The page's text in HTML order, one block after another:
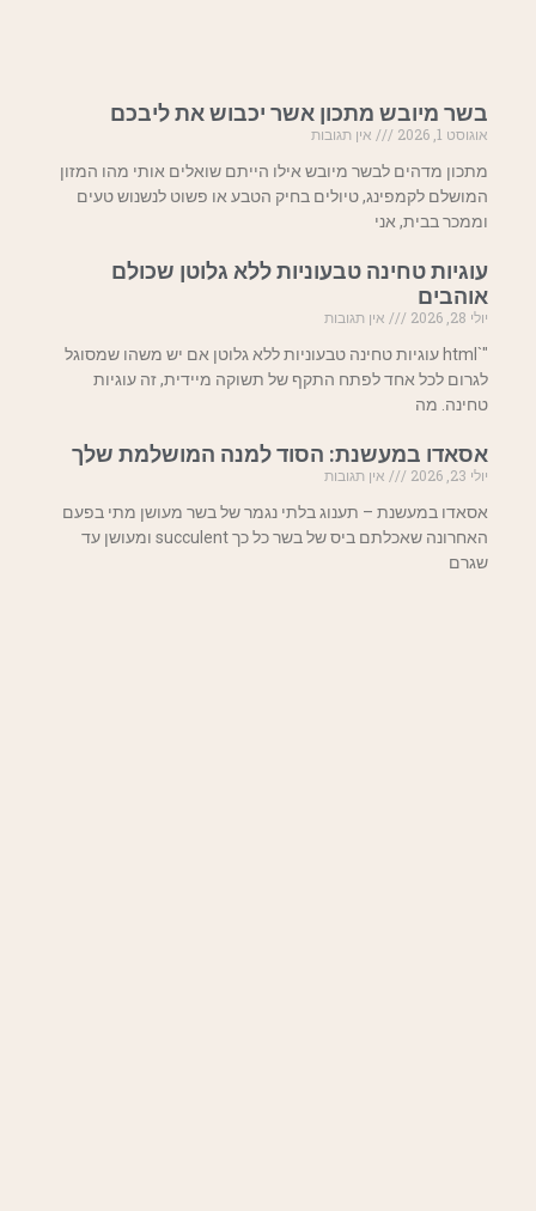
בשר מיובש מתכון אשר יכבוש את ליבכם
אוגוסט 1, 2026
אין תגובות
מתכון מדהים לבשר מיובש אילו הייתם שואלים אותי מהו המזון
המושלם לקמפינג, טיולים בחיק הטבע או פשוט לנשנוש טעים
וממכר בבית, אני
עוגיות טחינה טבעוניות ללא גלוטן שכולם
אוהבים
יולי 28, 2026
אין תגובות
"`html עוגיות טחינה טבעוניות ללא גלוטן אם יש משהו שמסוגל
לגרום לכל אחד לפתח התקף של תשוקה מיידית, זה עוגיות
טחינה. מה
אסאדו במעשנת: הסוד למנה המושלמת שלך
יולי 23, 2026
אין תגובות
אסאדו במעשנת – תענוג בלתי נגמר של בשר מעושן מתי בפעם
האחרונה שאכלתם ביס של בשר כל כך succulent ומעושן עד
שגרם